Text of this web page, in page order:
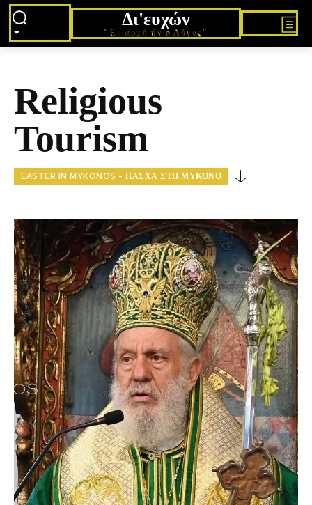
Δι'ευχών
"Εν αρχή ήν ο Λόγος"
Religious
Tourism
EASTER IN MYKONOS - ΠΆΣΧΑ ΣΤΗ ΜΎΚΟΝΟ